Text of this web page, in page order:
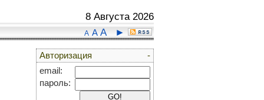
8 Августа 2026
A A A ►
-
Авторизация
email:
пароль: